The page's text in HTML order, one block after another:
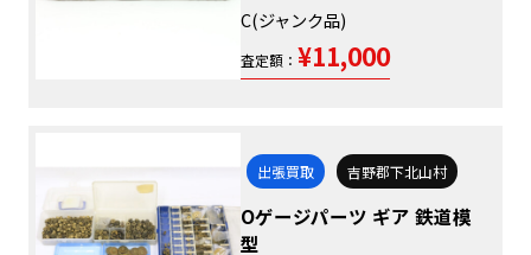
C(ジャンク品)
査定額： ¥11,000
出張買取 吉野郡下北山村
Oゲージパーツ ギア 鉄道模
型